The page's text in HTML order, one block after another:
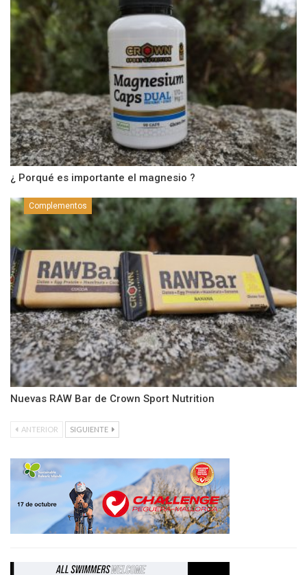
¿ Porqué es importante el magnesio ?
Complementos
Nuevas RAW Bar de Crown Sport Nutrition
ANTERIOR SIGUIENTE